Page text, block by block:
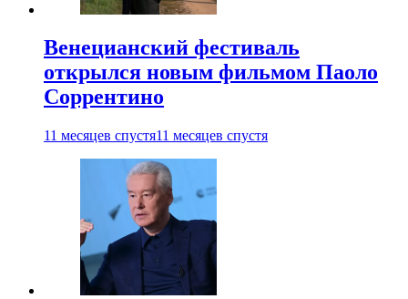
Венецианский фестиваль
открылся новым фильмом Паоло
Соррентино
11 месяцев спустя11 месяцев спустя